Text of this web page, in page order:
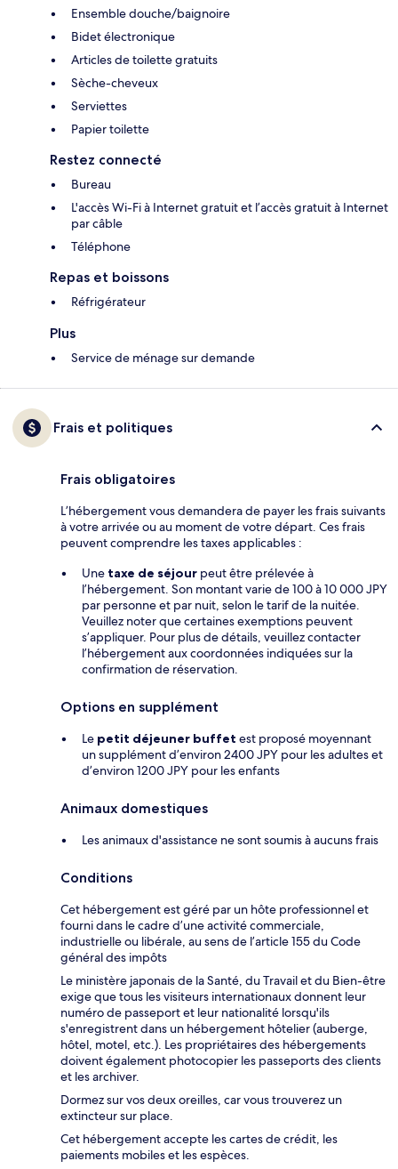
Ensemble douche/baignoire
Bidet électronique
Articles de toilette gratuits
Sèche-cheveux
Serviettes
Papier toilette
Restez connecté
Bureau
L'accès Wi-Fi à Internet gratuit et l’accès gratuit à Internet
par câble
Téléphone
Repas et boissons
Réfrigérateur
Plus
Service de ménage sur demande
Frais et politiques
Frais obligatoires
L’hébergement vous demandera de payer les frais suivants
à votre arrivée ou au moment de votre départ. Ces frais
peuvent comprendre les taxes applicables :
Une taxe de séjour peut être prélevée à
l’hébergement. Son montant varie de 100 à 10 000 JPY
par personne et par nuit, selon le tarif de la nuitée.
Veuillez noter que certaines exemptions peuvent
s’appliquer. Pour plus de détails, veuillez contacter
l’hébergement aux coordonnées indiquées sur la
confirmation de réservation.
Options en supplément
Le petit déjeuner buffet est proposé moyennant
un supplément d’environ 2400 JPY pour les adultes et
d’environ 1200 JPY pour les enfants
Animaux domestiques
Les animaux d'assistance ne sont soumis à aucuns frais
Conditions
Cet hébergement est géré par un hôte professionnel et
fourni dans le cadre d’une activité commerciale,
industrielle ou libérale, au sens de l’article 155 du Code
général des impôts
Le ministère japonais de la Santé, du Travail et du Bien-être
exige que tous les visiteurs internationaux donnent leur
numéro de passeport et leur nationalité lorsqu'ils
s'enregistrent dans un hébergement hôtelier (auberge,
hôtel, motel, etc.). Les propriétaires des hébergements
doivent également photocopier les passeports des clients
et les archiver.
Dormez sur vos deux oreilles, car vous trouverez un
extincteur sur place.
Cet hébergement accepte les cartes de crédit, les
paiements mobiles et les espèces.